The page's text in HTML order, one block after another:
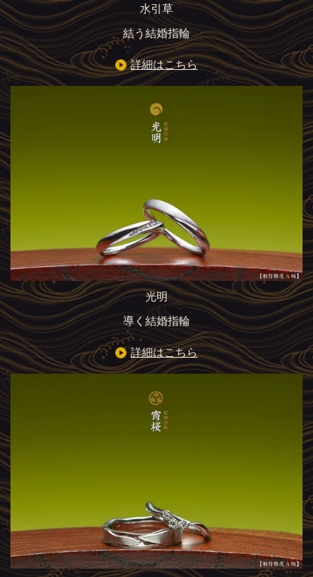
水引草
結う結婚指輪
詳細はこちら
光明
導く結婚指輪
詳細はこちら